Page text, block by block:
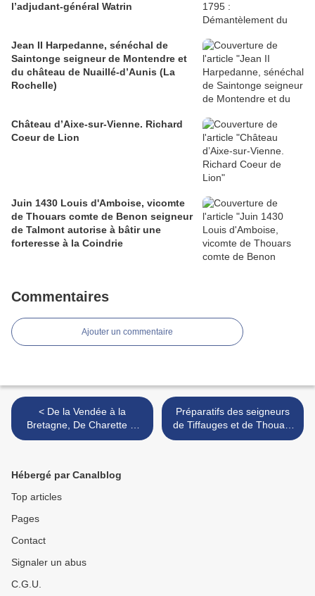
l’adjudant-général Watrin
Jean II Harpedanne, sénéchal de
Saintonge seigneur de Montendre et
du château de Nuaillé-d’Aunis (La
Rochelle)
Château d’Aixe-sur-Vienne. Richard
Coeur de Lion
Juin 1430 Louis d'Amboise, vicomte
de Thouars comte de Benon seigneur
de Talmont autorise à bâtir une
forteresse à la Coindrie
Commentaires
Ajouter un commentaire
< De la Vendée à la
Bretagne, De Charette et
l’Arrestation de la Duchesse
Préparatifs des seigneurs
de Tiffauges et de Thouars
pour accompagner en terre
Hébergé par Canalblog
Top articles
Pages
Contact
Signaler un abus
C.G.U.